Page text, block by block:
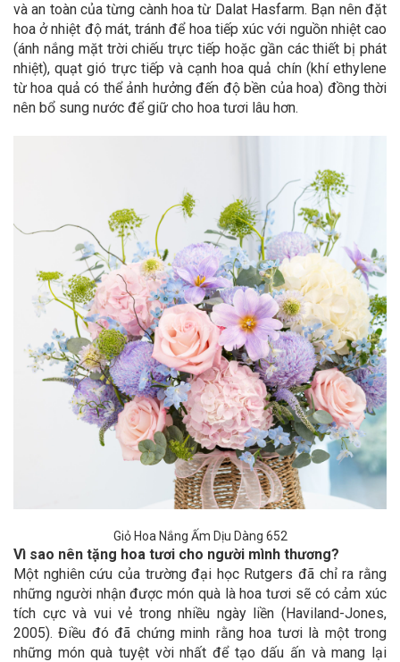
và an toàn của từng cành hoa từ Dalat Hasfarm. Bạn nên đặt
hoa ở nhiệt độ mát, tránh để hoa tiếp xúc với nguồn nhiệt cao
(ánh nắng mặt trời chiếu trực tiếp hoặc gần các thiết bị phát
nhiệt), quạt gió trực tiếp và cạnh hoa quả chín (khí ethylene
từ hoa quả có thể ảnh hưởng đến độ bền của hoa) đồng thời
nên bổ sung nước để giữ cho hoa tươi lâu hơn.
Giỏ Hoa Nắng Ấm Dịu Dàng 652
Vì sao nên tặng hoa tươi cho người mình thương?
Một nghiên cứu của trường đại học Rutgers đã chỉ ra rằng
những người nhận được món quà là hoa tươi sẽ có cảm xúc
tích cực và vui vẻ trong nhiều ngày liền (Haviland-Jones,
2005). Điều đó đã chứng minh rằng hoa tươi là một trong
những món quà tuyệt vời nhất để tạo dấu ấn và mang lại